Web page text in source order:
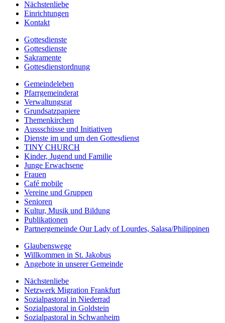
Nächstenliebe
Einrichtungen
Kontakt
Gottesdienste
Gottesdienste
Sakramente
Gottesdienstordnung
Gemeindeleben
Pfarrgemeinderat
Verwaltungsrat
Grundsatzpapiere
Themenkirchen
Aussschüsse und Initiativen
Dienste im und um den Gottesdienst
TINY CHURCH
Kinder, Jugend und Familie
Junge Erwachsene
Frauen
Café mobile
Vereine und Gruppen
Senioren
Kultur, Musik und Bildung
Publikationen
Partnergemeinde Our Lady of Lourdes, Salasa/Philippinen
Glaubenswege
Willkommen in St. Jakobus
Angebote in unserer Gemeinde
Nächstenliebe
Netzwerk Migration Frankfurt
Sozialpastoral in Niederrad
Sozialpastoral in Goldstein
Sozialpastoral in Schwanheim